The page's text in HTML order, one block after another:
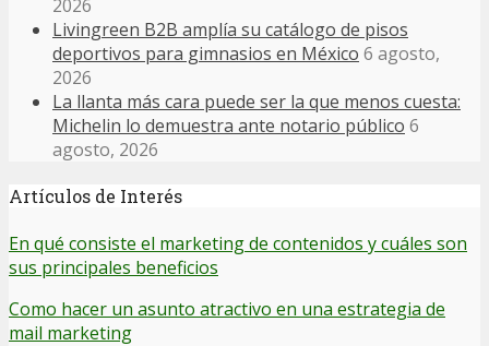
2026
Livingreen B2B amplía su catálogo de pisos
deportivos para gimnasios en México 6 agosto,
2026
La llanta más cara puede ser la que menos cuesta:
Michelin lo demuestra ante notario público 6
agosto, 2026
Artículos de Interés
En qué consiste el marketing de contenidos y cuáles son
sus principales beneficios
Como hacer un asunto atractivo en una estrategia de
mail marketing